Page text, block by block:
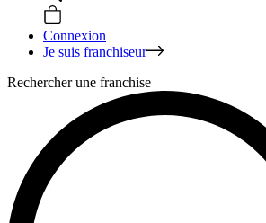
Connexion
Je suis franchiseur
Rechercher une franchise